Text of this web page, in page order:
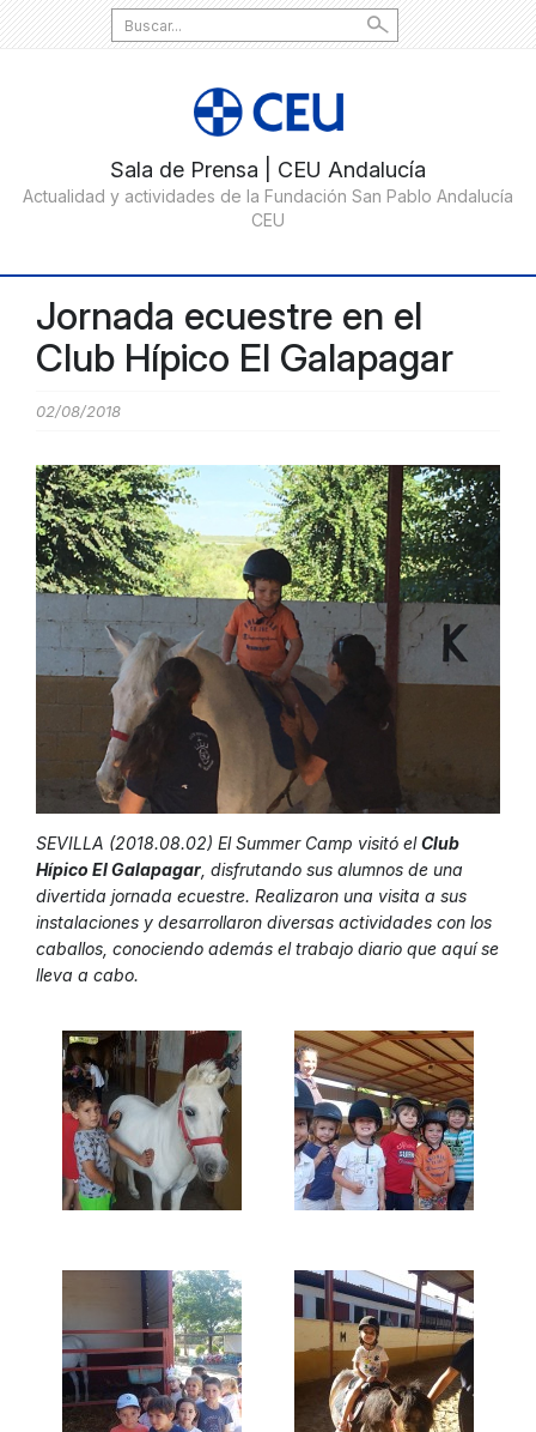
Search
for:
Jornada ecuestre en el
Club Hípico El Galapagar
02/08/2018
SEVILLA (2018.08.02) El Summer Camp visitó elClub
Hípico El Galapagar , disfrutando sus alumnos de una
divertida jornada ecuestre. Realizaron una visita a sus
instalaciones y desarrollaron diversas actividades con los
caballos, conociendo además el trabajo diario que aquí se
lleva a cabo.